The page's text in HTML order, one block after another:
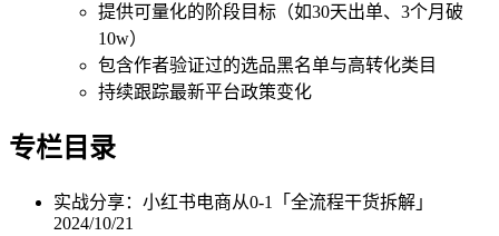
提供可量化的阶段目标（如30天出单、3个月破
10w）
包含作者验证过的选品黑名单与高转化类目
持续跟踪最新平台政策变化
专栏目录
实战分享：小红书电商从0-1「全流程干货拆解」
2024/10/21